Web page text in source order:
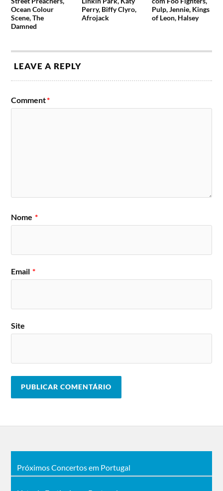
Ocean Colour
Scene, The
Damned
Perry, Biffy Clyro,
Afrojack
Pulp, Jennie, Kings
of Leon, Halsey
LEAVE A REPLY
Comment*
Nome *
Email *
Site
Próximos Concertos em Portugal